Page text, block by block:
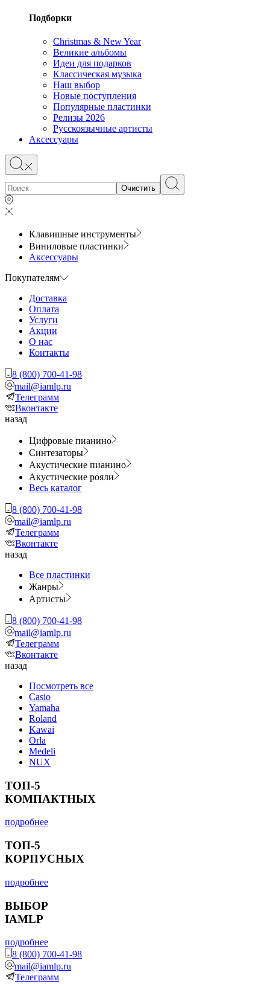
Подборки
Christmas & New Year
Великие альбомы
Идеи для подарков
Классическая музыка
Наш выбор
Новые поступления
Популярные пластинки
Релизы 2026
Русскоязычные артисты
Аксессуары
Очистить
Клавишные инструменты
Виниловые пластинки
Аксессуары
Покупателям
Доставка
Оплата
Услуги
Акции
О нас
Контакты
8 (800) 700-41-98
mail@iamlp.ru
Телеграмм
Вконтакте
назад
Цифровые пианино
Синтезаторы
Акустические пианино
Акустические рояли
Весь каталог
8 (800) 700-41-98
mail@iamlp.ru
Телеграмм
Вконтакте
назад
Все пластинки
Жанры
Артисты
8 (800) 700-41-98
mail@iamlp.ru
Телеграмм
Вконтакте
назад
Посмотреть все
Casio
Yamaha
Roland
Kawai
Orla
Medeli
NUX
ТОП-5
КОМПАКТНЫХ
подробнее
ТОП-5
КОРПУСНЫХ
подробнее
ВЫБОР
IAMLP
подробнее
8 (800) 700-41-98
mail@iamlp.ru
Телеграмм